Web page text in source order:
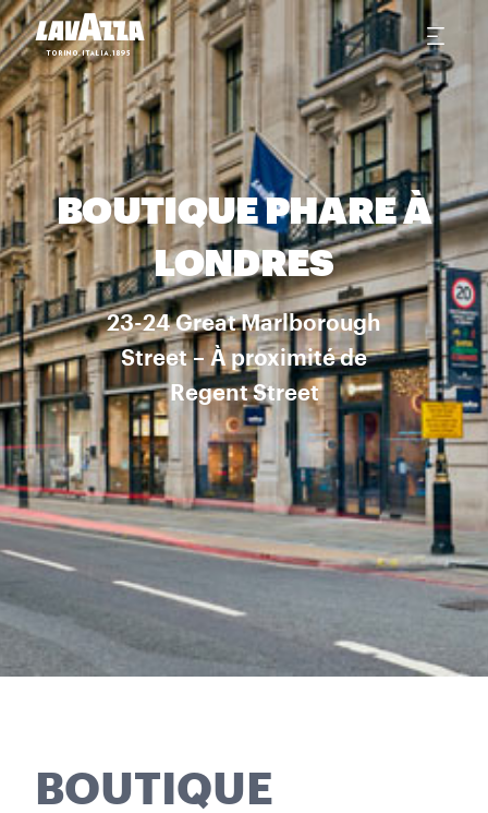
BOUTIQUE PHARE À
LONDRES
23-24 Great Marlborough
Street – À proximité de
Regent Street
BOUTIQUE